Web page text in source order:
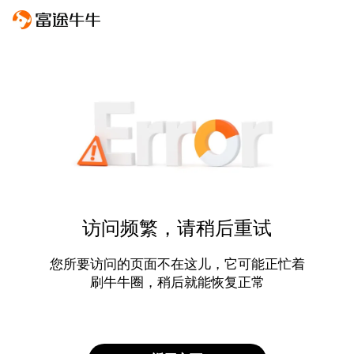
访问频繁，请稍后重试
您所要访问的页面不在这儿，它可能正忙着
刷牛牛圈，稍后就能恢复正常